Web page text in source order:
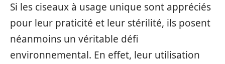
Si les ciseaux à usage unique sont appréciés
pour leur praticité et leur stérilité, ils posent
néanmoins un véritable défi
environnemental. En effet, leur utilisation